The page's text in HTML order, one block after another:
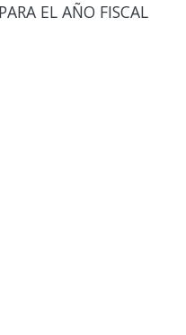
EL AÑO FISCAL